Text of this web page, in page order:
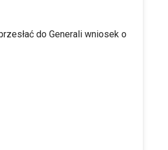
do Generali wniosek o